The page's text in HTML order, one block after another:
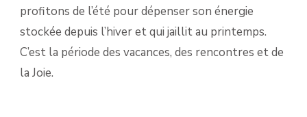
profitons de l’été pour dépenser son énergie
stockée depuis l’hiver et qui jaillit au printemps.
C’est la période des vacances, des rencontres et de
la Joie.